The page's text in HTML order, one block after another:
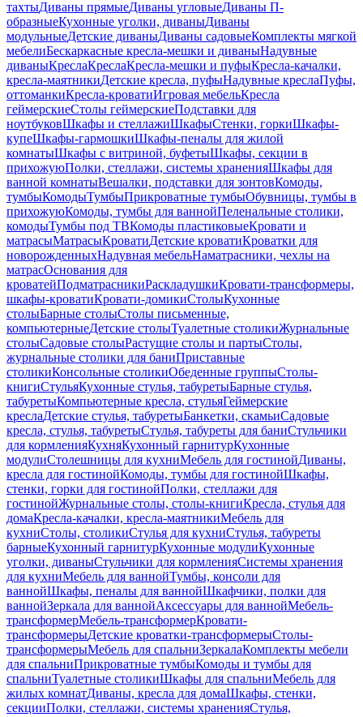
тахтыДиваны прямыеДиваны угловыеДиваны П-
образныеКухонные уголки, диваныДиваны
модульныеДетские диваныДиваны садовыеКомплекты мягкой
мебелиБескаркасные кресла-мешки и диваныНадувные
диваныКреслаКреслаКресла-мешки и пуфыКресла-качалки,
кресла-маятникиДетские кресла, пуфыНадувные креслаПуфы,
оттоманкиКресла-кроватиИгровая мебельКресла
геймерскиеСтолы геймерскиеПодставки для
ноутбуковШкафы и стеллажиШкафыСтенки, горкиШкафы-
купеШкафы-гармошкиШкафы-пеналы для жилой
комнатыШкафы с витриной, буфетыШкафы, секции в
прихожуюПолки, стеллажи, системы храненияШкафы для
ванной комнатыВешалки, подставки для зонтовКомоды,
тумбыКомодыТумбыПрикроватные тумбыОбувницы, тумбы в
прихожуюКомоды, тумбы для ваннойПеленальные столики,
комодыТумбы под ТВКомоды пластиковыеКровати и
матрасыМатрасыКроватиДетские кроватиКроватки для
новорожденныхНадувная мебельНаматрасники, чехлы на
матрасОснования для
кроватейПодматрасникиРаскладушкиКровати-трансформеры,
шкафы-кроватиКровати-домикиСтолыКухонные
столыБарные столыСтолы письменные,
компьютерныеДетские столыТуалетные столикиЖурнальные
столыСадовые столыРастущие столы и партыСтолы,
журнальные столики для баниПриставные
столикиКонсольные столикиОбеденные группыСтолы-
книгиСтульяКухонные стулья, табуретыБарные стулья,
табуретыКомпьютерные кресла, стульяГеймерские
креслаДетские стулья, табуретыБанкетки, скамьиСадовые
кресла, стулья, табуретыСтулья, табуреты для баниСтульчики
для кормленияКухняКухонный гарнитурКухонные
модулиСтолешницы для кухниМебель для гостинойДиваны,
кресла для гостинойКомоды, тумбы для гостинойШкафы,
стенки, горки для гостинойПолки, стеллажи для
гостинойЖурнальные столы, столы-книгиКресла, стулья для
домаКресла-качалки, кресла-маятникиМебель для
кухниСтолы, столикиСтулья для кухниСтулья, табуреты
барныеКухонный гарнитурКухонные модулиКухонные
уголки, диваныСтульчики для кормленияСистемы хранения
для кухниМебель для ваннойТумбы, консоли для
ваннойШкафы, пеналы для ваннойШкафчики, полки для
ваннойЗеркала для ваннойАксессуары для ваннойМебель-
трансформерМебель-трансформерКровати-
трансформерыДетские кроватки-трансформерыСтолы-
трансформерыМебель для спальниЗеркалаКомплекты мебели
для спальниПрикроватные тумбыКомоды и тумбы для
спальниТуалетные столикиШкафы для спальниМебель для
жилых комнатДиваны, кресла для домаШкафы, стенки,
секцииПолки, стеллажи, системы храненияСтулья,